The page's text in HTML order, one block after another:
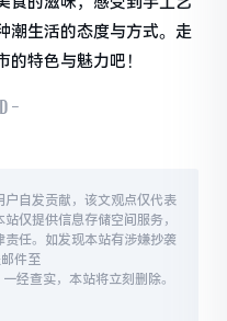
潮生活的态度与方式。走
特色与魅力吧！
-
自发贡献，该文观点仅代表
仅提供信息存储空间服务，
任。如发现本站有涉嫌抄袭
件至
经查实，本站将立刻删除。